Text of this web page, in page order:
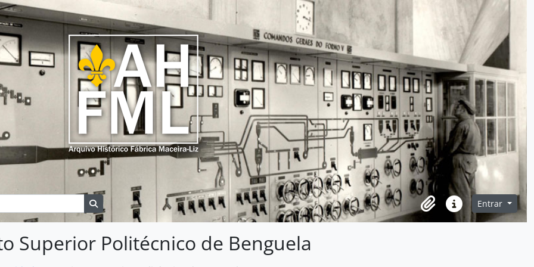
Search in browse page
ClipboardLigações rápidas
Entrar
Superior Politécnico de Benguela